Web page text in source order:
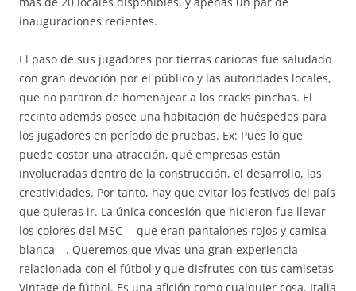
inauguraciones recientes.
El paso de sus jugadores por tierras cariocas fue saludado
con gran devoción por el público y las autoridades locales,
que no pararon de homenajear a los cracks pinchas. El
recinto además posee una habitación de huéspedes para
los jugadores en período de pruebas. Ex: Pues lo que
puede costar una atracción, qué empresas están
involucradas dentro de la construcción, el desarrollo, las
creatividades. Por tanto, hay que evitar los festivos del país
que quieras ir. La única concesión que hicieron fue llevar
los colores del MSC —que eran pantalones rojos y camisa
blanca—. Queremos que vivas una gran experiencia
relacionada con el fútbol y que disfrutes con tus camisetas
Vintage de fútbol. Es una afición como cualquier cosa. Italia